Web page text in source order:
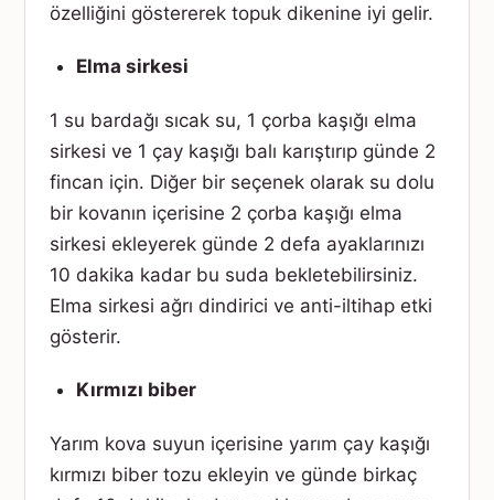
özelliğini göstererek topuk dikenine iyi gelir.
Elma sirkesi
1 su bardağı sıcak su, 1 çorba kaşığı elma
sirkesi ve 1 çay kaşığı balı karıştırıp günde 2
fincan için. Diğer bir seçenek olarak su dolu
bir kovanın içerisine 2 çorba kaşığı elma
sirkesi ekleyerek günde 2 defa ayaklarınızı
10 dakika kadar bu suda bekletebilirsiniz.
Elma sirkesi ağrı dindirici ve anti-iltihap etki
gösterir.
Kırmızı biber
Yarım kova suyun içerisine yarım çay kaşığı
kırmızı biber tozu ekleyin ve günde birkaç